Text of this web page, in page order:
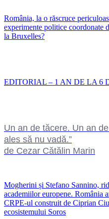
România, la o răscruce
experimente politice coordonate
la Bruxelles?
EDITORIAL – 1 AN DE LA 6
Un an de tăcere. Un an
ales să nu vadă.”
de Cezar Cătălin Marin
Mogherini și Stefano Sannino,
academiilor europene. România
CRPE-ul construit de Ciprian
ecosistemului Soros